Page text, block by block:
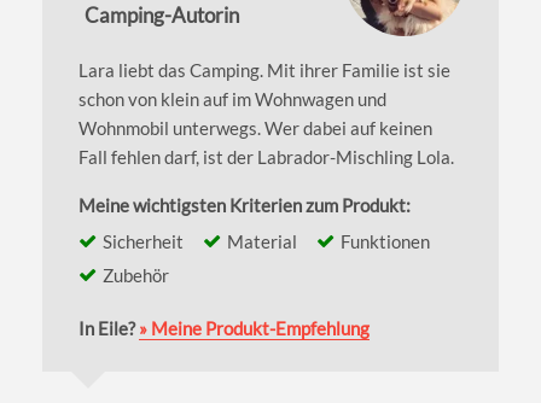
Camping-Autorin
Lara liebt das Camping. Mit ihrer Familie ist sie
schon von klein auf im Wohnwagen und
Wohnmobil unterwegs. Wer dabei auf keinen
Fall fehlen darf, ist der Labrador-Mischling Lola.
Meine wichtigsten Kriterien zum Produkt:
Sicherheit
Material
Funktionen
Zubehör
In Eile?» Meine Produkt-Empfehlung